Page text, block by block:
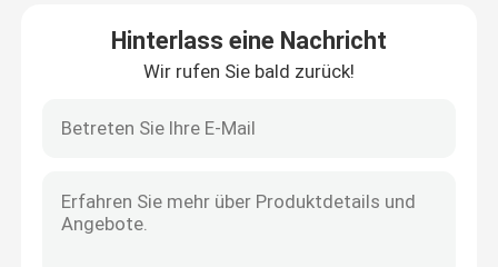
Hinterlass eine Nachricht
Wir rufen Sie bald zurück!